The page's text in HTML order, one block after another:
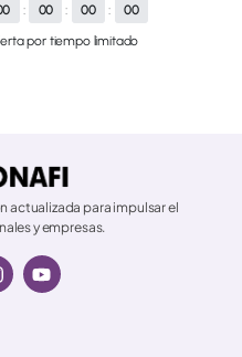
: 00 : 00 :
00
por tiempo limitado
actualizada para impulsar el
y empresas.